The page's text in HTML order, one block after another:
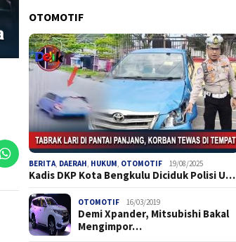
OTOMOTIF
BERITA DAERAH HUKUM OTOMOTIF 19/08/2025
Kadis DKP Kota Bengkulu Diciduk Polisi U…
OTOMOTIF 16/03/2019
Demi Xpander, Mitsubishi Bakal
Mengimpor…